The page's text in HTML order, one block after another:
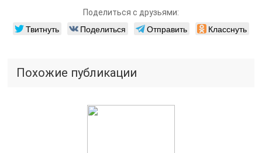
Поделиться с друзьями:
Твитнуть Поделиться Отправить Класснуть
Похожие публикации